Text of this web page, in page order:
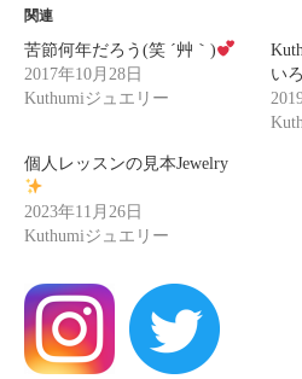
関連
苦節何年だろう(笑 ´艸｀)
2017年10月28日
Kuthumiジュエリー
い
個人レッスンの見本Jewelry
2023年11月26日
Kuthumiジュエリー